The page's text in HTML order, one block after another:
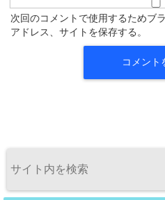
次回のコメントで使用するためブ
アドレス、サイトを保存する。